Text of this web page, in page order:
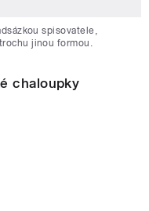
spisovatele,
jinou formou.
chaloupky